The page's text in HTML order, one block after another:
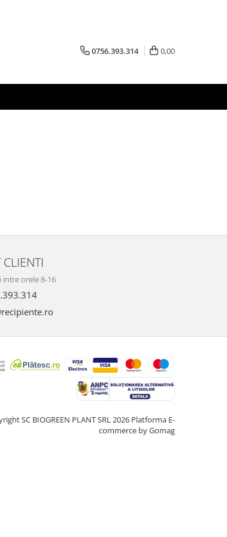
0756.393.314 0,00
intre orele 8-16
SC BIOGREEN PLANT SRL 2026 Platforma E-
commerce by Gomag